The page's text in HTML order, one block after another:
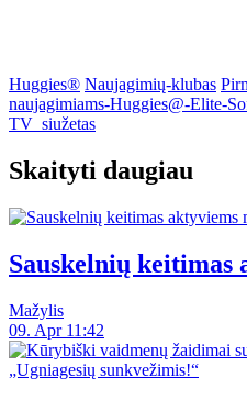
Huggies® Naujagimių-klubas
naujagimiams-Huggies@-Elite-
TV_siužetas
Skaityti daugiau
Sauskelnių keitimas
Mažylis
09. Apr 11:42